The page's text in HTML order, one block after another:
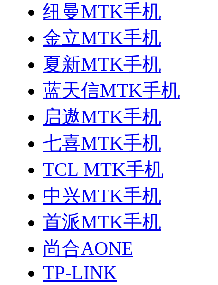
纽曼MTK手机
金立MTK手机
夏新MTK手机
蓝天信MTK手机
启遨MTK手机
七喜MTK手机
TCL MTK手机
中兴MTK手机
首派MTK手机
尚合AONE
TP-LINK